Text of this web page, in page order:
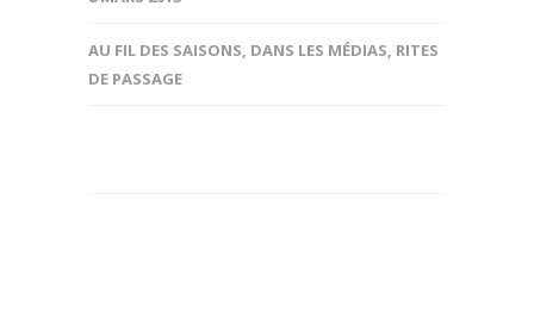
AU FIL DES SAISONS, DANS LES MÉDIAS, RITES
DE PASSAGE